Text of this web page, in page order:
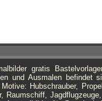
gratis
und Ausmalen befindet
Motive: Hubschrauber,
Raumschiff,